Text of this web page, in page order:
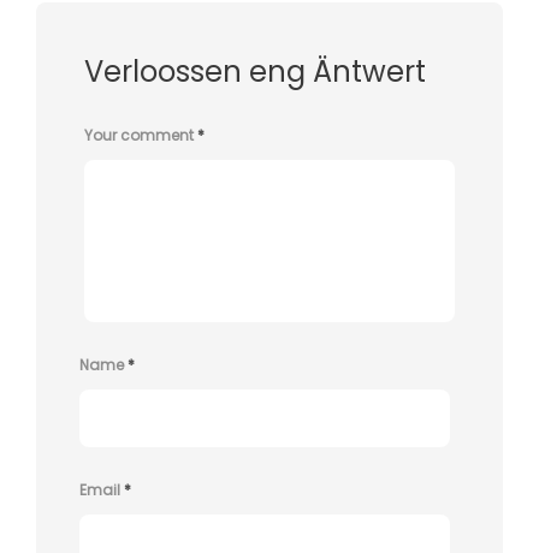
Verloossen eng Äntwert
Your comment*
Name*
Email*